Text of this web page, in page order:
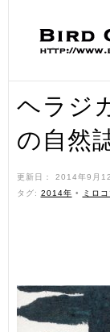
ヘラジ
の自然
更新日： 2014年9月
タグ: 2014年 • ミロ